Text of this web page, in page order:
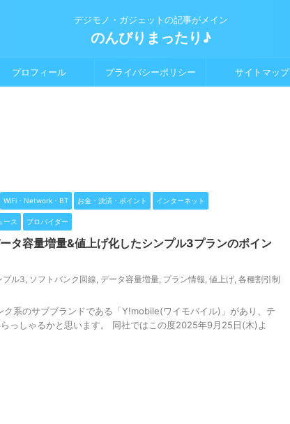
デジモノ・ガジェットの記事がメイン
のんびりまったり♪
プロフィール プライバシーポリシー サイトマップ
WiFi・Network・BT お金・決済・ポイント インターネット
ース プロバイダー
ータ容量増量&値上げ化したシンプル3プランのポイン
プル3, ソフトバンク回線, データ容量増量, プラン情報, 値上げ, 各種割引制
ク系のサブブランドである「Y!mobile(ワイモバイル)」があり、テ
っしゃるかと思います。 同社ではこの度2025年9月25日(木)よ